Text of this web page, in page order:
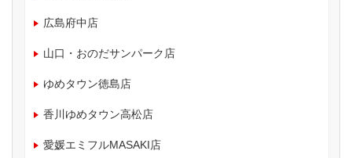
広島府中店
山口・おのだサンパーク店
ゆめタウン徳島店
香川ゆめタウン高松店
愛媛エミフルMASAKI店